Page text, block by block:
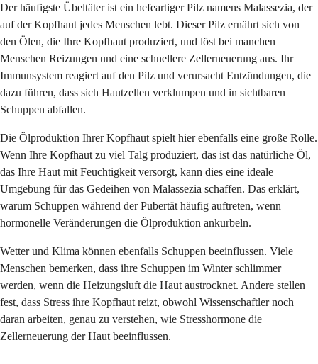
Der häufigste Übeltäter ist ein hefeartiger Pilz namens Malassezia, der
auf der Kopfhaut jedes Menschen lebt. Dieser Pilz ernährt sich von
den Ölen, die Ihre Kopfhaut produziert, und löst bei manchen
Menschen Reizungen und eine schnellere Zellerneuerung aus. Ihr
Immunsystem reagiert auf den Pilz und verursacht Entzündungen, die
dazu führen, dass sich Hautzellen verklumpen und in sichtbaren
Schuppen abfallen.
Die Ölproduktion Ihrer Kopfhaut spielt hier ebenfalls eine große Rolle.
Wenn Ihre Kopfhaut zu viel Talg produziert, das ist das natürliche Öl,
das Ihre Haut mit Feuchtigkeit versorgt, kann dies eine ideale
Umgebung für das Gedeihen von Malassezia schaffen. Das erklärt,
warum Schuppen während der Pubertät häufig auftreten, wenn
hormonelle Veränderungen die Ölproduktion ankurbeln.
Wetter und Klima können ebenfalls Schuppen beeinflussen. Viele
Menschen bemerken, dass ihre Schuppen im Winter schlimmer
werden, wenn die Heizungsluft die Haut austrocknet. Andere stellen
fest, dass Stress ihre Kopfhaut reizt, obwohl Wissenschaftler noch
daran arbeiten, genau zu verstehen, wie Stresshormone die
Zellerneuerung der Haut beeinflussen.